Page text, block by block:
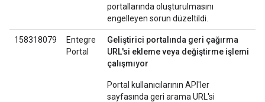
portallarında oluşturulmasını
engelleyen sorun düzeltildi.
158318079
Entegre
Portal
Geliştirici portalında geri çağırma
URL'si ekleme veya değiştirme işlemi
çalışmıyor
Portal kullanıcılarının API'ler
sayfasında geri arama URL'si